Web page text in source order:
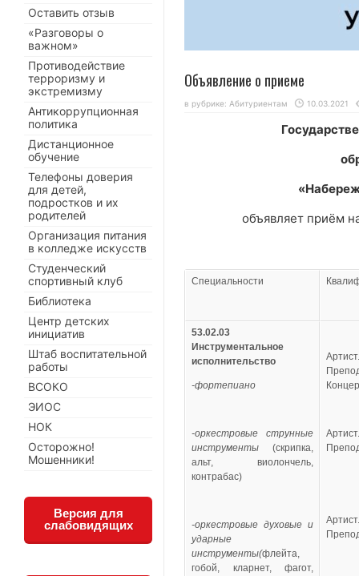
Объявление о приеме
в рубрике: Абитуриентам 10.03.2021
объявляет приём
Специальности
53.02.03
Инструментальное
исполнительство
-фортепиано
-оркестровые струнные
инструменты (скрипка,
альт, виолончель,
контрабас)
-оркестровые духовые и
ударные
инструменты(флейта,
гобой, кларнет, фагот,
Артист.
Артист.
Артист.
Оставить отзыв
«Разговоры о
важном»
Противодействие
терроризму и
экстремизму
Антикоррупционная
политика
Дистанционное
обучение
Телефоны доверия
для детей,
подростков и их
родителей
Организация питания
в колледже искусств
Студенческий
спортивный клуб
Библиотека
Центр детских
инициатив
Штаб воспитательной
работы
ВСОКО
ЭИОС
НОК
Осторожно!
Мошенники!
Версия для
слабовидящих